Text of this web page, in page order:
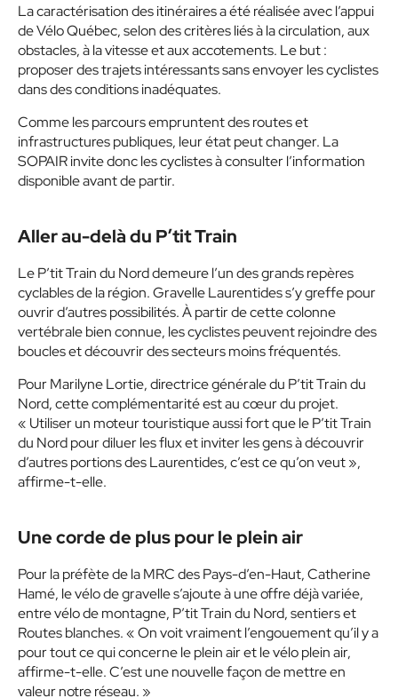
La caractérisation des itinéraires a été réalisée avec l’appui
de Vélo Québec, selon des critères liés à la circulation, aux
obstacles, à la vitesse et aux accotements. Le but :
proposer des trajets intéressants sans envoyer les cyclistes
dans des conditions inadéquates.
Comme les parcours empruntent des routes et
infrastructures publiques, leur état peut changer. La
SOPAIR invite donc les cyclistes à consulter l’information
disponible avant de partir.
Aller au-delà du P’tit Train
Le P’tit Train du Nord demeure l’un des grands repères
cyclables de la région. Gravelle Laurentides s’y greffe pour
ouvrir d’autres possibilités. À partir de cette colonne
vertébrale bien connue, les cyclistes peuvent rejoindre des
boucles et découvrir des secteurs moins fréquentés.
Pour Marilyne Lortie, directrice générale du P’tit Train du
Nord, cette complémentarité est au cœur du projet.
« Utiliser un moteur touristique aussi fort que le P’tit Train
du Nord pour diluer les flux et inviter les gens à découvrir
d’autres portions des Laurentides, c’est ce qu’on veut »,
affirme-t-elle.
Une corde de plus pour le plein air
Pour la préfète de la MRC des Pays-d’en-Haut, Catherine
Hamé, le vélo de gravelle s’ajoute à une offre déjà variée,
entre vélo de montagne, P’tit Train du Nord, sentiers et
Routes blanches. « On voit vraiment l’engouement qu’il y a
pour tout ce qui concerne le plein air et le vélo plein air,
affirme-t-elle. C’est une nouvelle façon de mettre en
valeur notre réseau. »